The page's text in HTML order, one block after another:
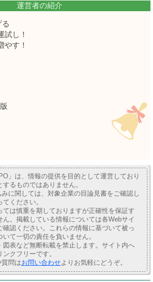
運営者の紹介
試し！
やす！
」は、情報の提供を目的として運営しており
るものではありません。
みに関しては、対象企業の目論見書をご確認し
ください。
ては慎重を期しておりますが正確性を保証す
ん。掲載している情報については各Webサイ
確認ください。これらの情報に基づいて被っ
て一切の責任を負いません。
図表など無断転載を禁止します。サイト内へ
クフリーです。
質問はお問い合わせよりお気軽にどうぞ。